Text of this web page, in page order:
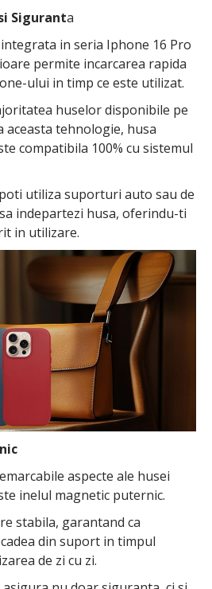
Siguranta
in seria Iphone 16 Pro
permite incarcarea rapida
ului in timp ce este utilizat.
huselor disponibile pe
aceasta tehnologie, husa
compatibila 100% cu sistemul
utiliza suporturi auto sau de
indepartezi husa, oferindu-ti
in utilizare.
aspecte ale husei
inelul magnetic puternic.
stabila, garantand ca
din suport in timpul
de zi cu zi.